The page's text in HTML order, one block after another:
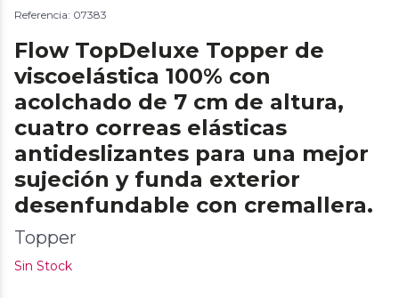
Referencia: 07383
Flow TopDeluxe Topper de
viscoelástica 100% con
acolchado de 7 cm de altura,
cuatro correas elásticas
antideslizantes para una mejor
sujeción y funda exterior
desenfundable con cremallera.
Topper
Sin Stock